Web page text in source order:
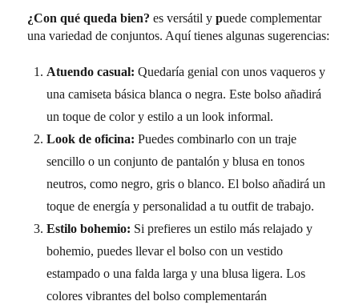
¿Con qué queda bien?es versátil y puede complementar
una variedad de conjuntos. Aquí tienes algunas sugerencias:
Atuendo casual: Quedaría genial con unos vaqueros y
una camiseta básica blanca o negra. Este bolso añadirá
un toque de color y estilo a un look informal.
Look de oficina: Puedes combinarlo con un traje
sencillo o un conjunto de pantalón y blusa en tonos
neutros, como negro, gris o blanco. El bolso añadirá un
toque de energía y personalidad a tu outfit de trabajo.
Estilo bohemio: Si prefieres un estilo más relajado y
bohemio, puedes llevar el bolso con un vestido
estampado o una falda larga y una blusa ligera. Los
colores vibrantes del bolso complementarán